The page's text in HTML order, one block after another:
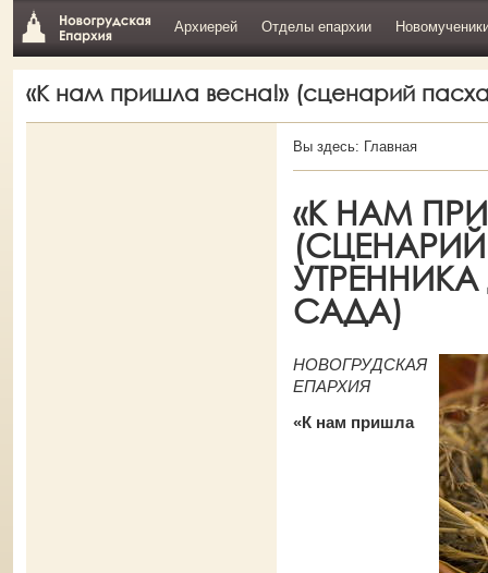
Архиерей Отделы епархии
«К нам пришла весна!» (сценарий
Вы здесь: Главная
«К НАМ
САДА)
НОВОГРУДСКАЯ
ЕПАРХИЯ
«К нам пришла